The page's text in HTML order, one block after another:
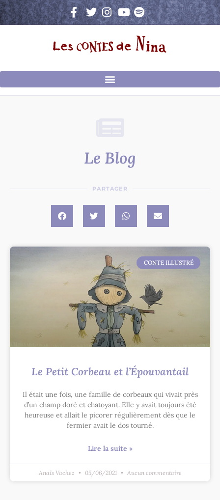
Aller
au
contenu
Le Blog
PARTAGER
CONTE ILLUSTRÉ
Le Petit Corbeau et l’Épouvantail
Il était une fois, une famille de corbeaux qui vivait près
d’un champ doré et chatoyant. Elle y avait toujours été
heureuse et allait le picorer régulièrement dès que le
fermier avait le dos tourné.
Lire la suite »
Anaïs Vachez 05/06/2021 Aucun commentaire